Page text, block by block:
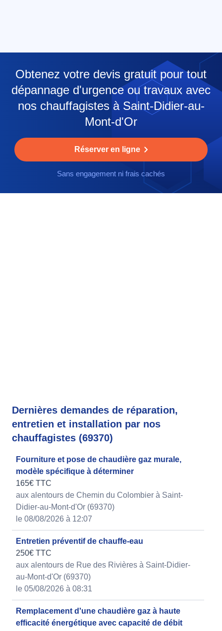
Obtenez votre devis gratuit pour tout
dépannage d'urgence ou travaux avec
nos chauffagistes à Saint-Didier-au-
Mont-d'Or
Réserver en ligne
Sans engagement ni frais cachés
Dernières demandes de réparation,
entretien et installation par nos
chauffagistes (69370)
Fourniture et pose de chaudière gaz murale,
modèle spécifique à déterminer
165€ TTC
aux alentours de Chemin du Colombier à Saint-
Didier-au-Mont-d'Or (69370)
le 08/08/2026 à 12:07
Entretien préventif de chauffe-eau
250€ TTC
aux alentours de Rue des Rivières à Saint-Didier-
au-Mont-d'Or (69370)
le 05/08/2026 à 08:31
Remplacement d'une chaudière gaz à haute
efficacité énergétique avec capacité de débit